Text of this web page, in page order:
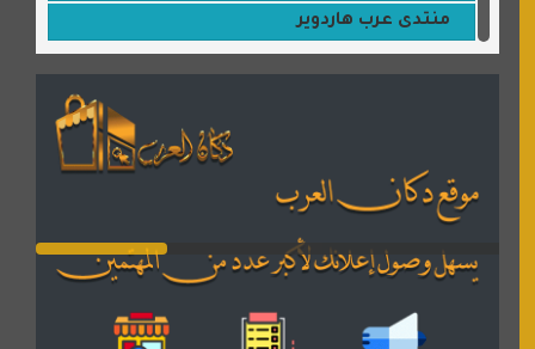
منتدى عرب هاردوير
القران للجميع
منتدى همسات روائية
المكتبة الصوتية للقران الكريم
منتدى عدلات